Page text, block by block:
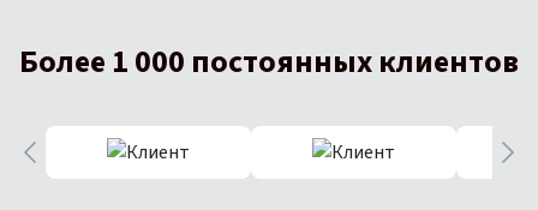
Более 1 000 постоянных клиентов